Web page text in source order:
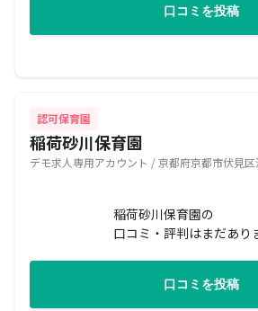
口コミを投稿
認可保育園
稲荷砂川保育園
デモ求人専用アカウント / 京都府京都市伏見
稲荷砂川保育園の
口コミ・評判はまだあり
口コミを投稿